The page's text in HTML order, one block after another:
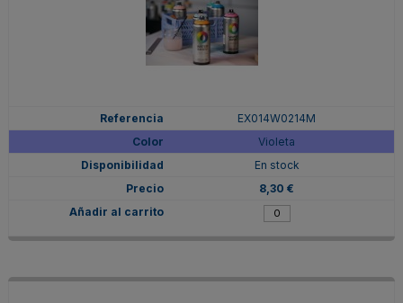
EX014W0214M
Violeta
En stock
8,30 €